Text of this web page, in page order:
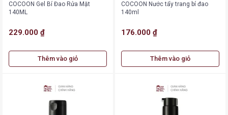
COCOON Gel Bí Đao Rửa Mặt
140ML
229.000 ₫
Thêm vào giỏ
COCOON Nước tẩy trang bí đao
140ml
176.000 ₫
Thêm vào giỏ